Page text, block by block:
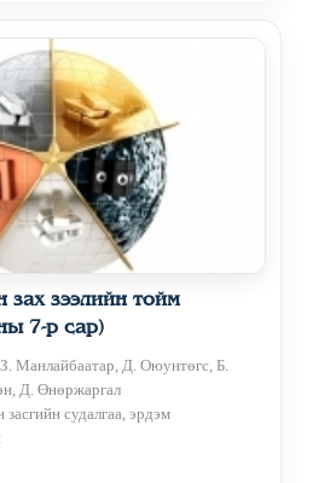
зээлийн тойм
7-р сар)
Манлайбаатар, Д. Оюунтөгс, Б.
Д. Өнөржаргал
судалгаа, эрдэм